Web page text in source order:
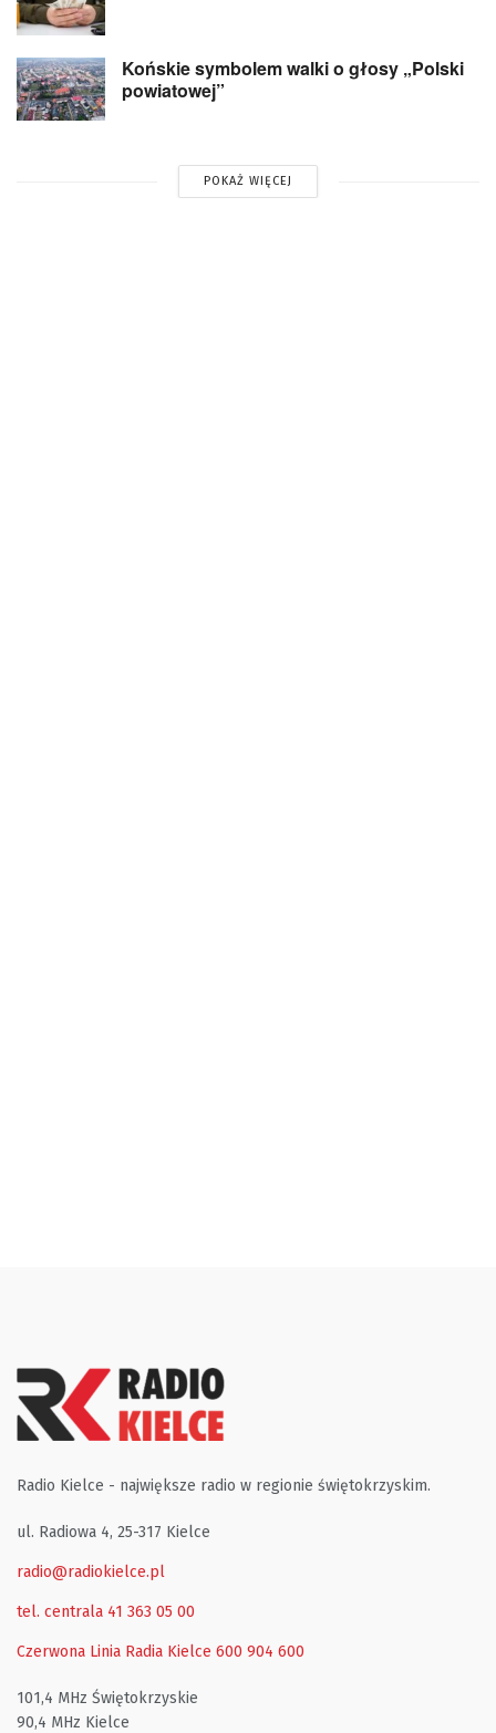
Końskie symbolem walki o głosy „Polski
powiatowej”
POKAŻ WIĘCEJ
Radio Kielce - największe radio w regionie świętokrzyskim.
ul. Radiowa 4, 25-317 Kielce
radio@radiokielce.pl
tel. centrala 41 363 05 00
Czerwona Linia Radia Kielce 600 904 600
101,4 MHz Świętokrzyskie
90,4 MHz Kielce